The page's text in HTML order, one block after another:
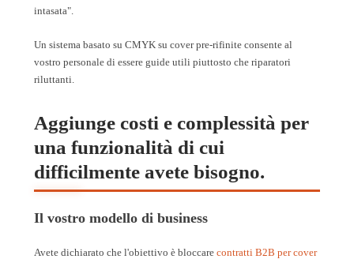
intasata".
Un sistema basato su CMYK su cover pre-rifinite consente al
vostro personale di essere guide utili piuttosto che riparatori
riluttanti.
Aggiunge costi e complessità per
una funzionalità di cui
difficilmente avete bisogno.
Il vostro modello di business
Avete dichiarato che l'obiettivo è bloccare contratti B2B per cover